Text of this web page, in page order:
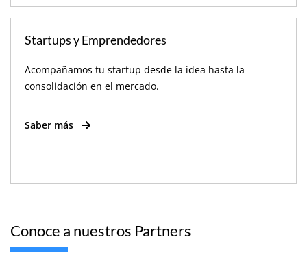
Startups y Emprendedores
Acompañamos tu startup desde la idea hasta la
consolidación en el mercado.
Saber más
Conoce a nuestros Partners